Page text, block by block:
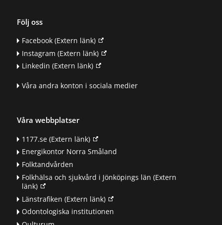
Följ oss
Facebook(Extern länk)
Instagram (Extern länk)
Linkedin (Extern länk)
Våra andra konton i sociala medier
Våra webbplatser
1177.se(Extern länk)
Energikontor Norra Småland
Folktandvården
Folkhälsa och sjukvård i Jönköpings län (Extern
länk)
Länstrafiken (Extern länk)
Odontologiska institutionen